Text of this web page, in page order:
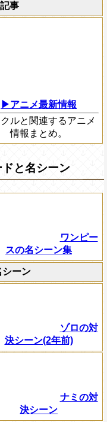
事
▶アニメ最新情報
クルと関連するアニメ
情報まとめ。
と名シーン
ワンピー
スの名シーン集
シーン
ゾロの対
決シーン(2年前)
ナミの対
決シーン